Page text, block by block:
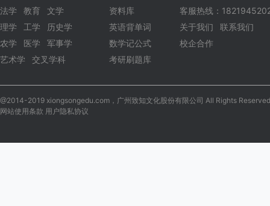
法学
教育
文学
理学
工学
历史学
农学
医学
军事学
艺术学
交叉学科
资料库
英语背单词
数学记公式
考研刷题库
客服热线：
关于我们
联系我们
校企合作
@2014-2019 xiongsongedu.com，广州致知文化股份有限公司 All Rights
网站使用条款 用户隐私协议